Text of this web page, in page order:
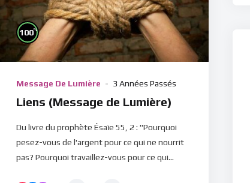
100%
Message De Lumière 3 Années Passés
Liens (Message de Lumière)
Du livre du prophète Ésaïe 55, 2 : "Pourquoi
pesez-vous de l'argent pour ce qui ne nourrit
pas? Pourquoi travaillez-vous pour ce qui...